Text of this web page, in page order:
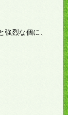
強烈な個に、